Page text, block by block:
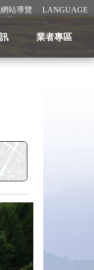
網站導覽 LANGUAGE
業者專區